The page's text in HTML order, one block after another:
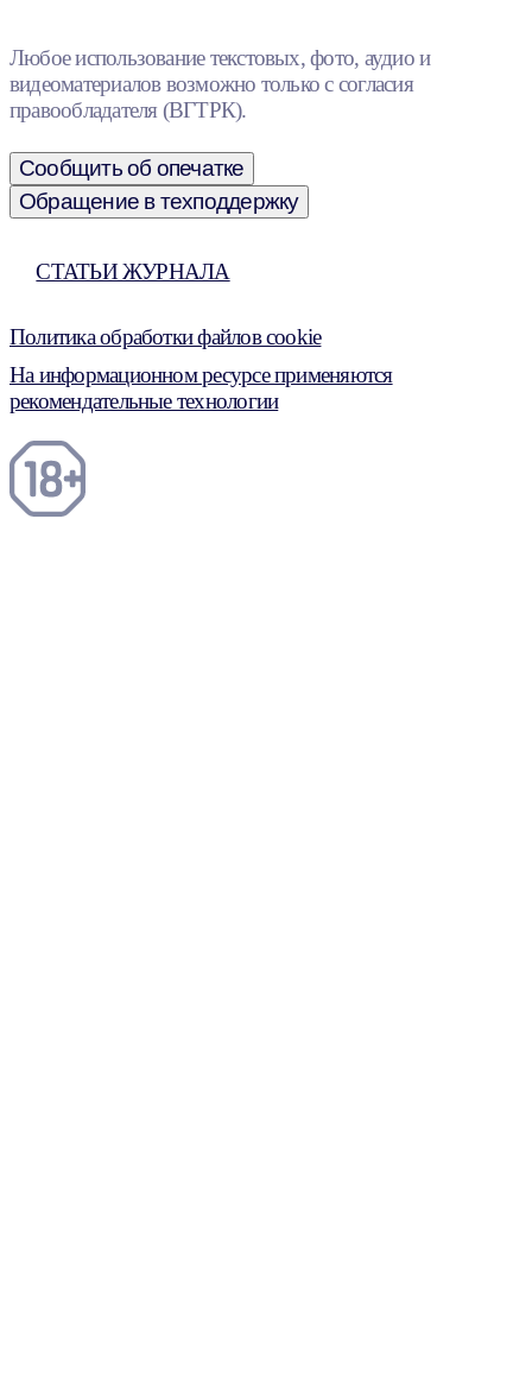
Любое использование текстовых, фото, аудио и
видеоматериалов возможно только с согласия
правообладателя (ВГТРК).
Сообщить об опечатке
Обращение в техподдержку
СТАТЬИ ЖУРНАЛА
Политика обработки файлов cookie
На информационном ресурсе применяются
рекомендательные технологии